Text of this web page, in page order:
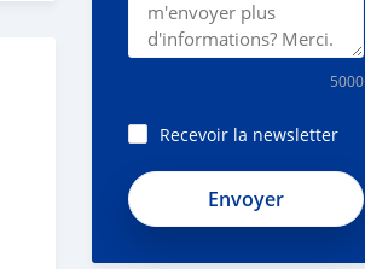
5000
Recevoir la newsletter